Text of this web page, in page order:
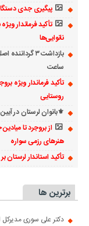
پیگیری جدی
تأکید فرماندار
نانوایی‌ها
ساعت
تأکید فرماندار ویژه
روستایی
⚜بانوان لرستان در
از بروجرد تا
هنرهای رزمی سواره
تأکید استاندار
برترین ها
دکتر علی سوری مدیرکل